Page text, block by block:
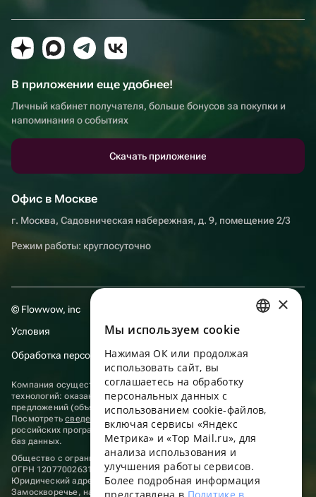
В приложении еще удобнее!
Личный кабинет получателя, больше бонусов за покупки и
напоминания о событиях
Скачать приложение
Офис в Москве
г. Москва, Садовническая набережная, д. 9, помещение 2/3
Режим работы: круглосуточно
© Flowwow, inc
Условия
Обработка персональных данных
Компания осуществляет деятельность в области информационных
технологий: оказание услуг в сети “Интернет” по размещению
предложений (объявлений) продавцов о реализации товаров.
Посмотретьсведения о программах
, включенных в реестр
российских программ для электронных вычислительных машин и
баз данных.
Общество с ограниченной ответственностью «ФЛАУВАУ»
ОГРН 1207700263198, ИНН 9702020445
Юридический адрес: г. Москва, вн.тер. г. Муниципальный округ
Замоскворечье, наб. Садовническая, д. 9, помещ. 2/3.
ENGLISH
UKRAINIAN
PORTUGUESE
×
Мы используем сookie
Нажимая ОК или продолжая
использовать сайт, вы
соглашаетесь на обработку
персональных данных с
использованием cookie-файлов,
включая сервисы «Яндекс
Метрика» и «Top Mail.ru», для
анализа использования и
улучшения работы сервисов.
Более подробная информация